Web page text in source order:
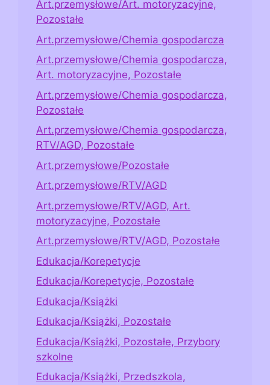
Art.przemysłowe/Art. motoryzacyjne,
Pozostałe
Art.przemysłowe/Chemia gospodarcza
Art.przemysłowe/Chemia gospodarcza,
Art. motoryzacyjne, Pozostałe
Art.przemysłowe/Chemia gospodarcza,
Pozostałe
Art.przemysłowe/Chemia gospodarcza,
RTV/AGD, Pozostałe
Art.przemysłowe/Pozostałe
Art.przemysłowe/RTV/AGD
Art.przemysłowe/RTV/AGD, Art.
motoryzacyjne, Pozostałe
Art.przemysłowe/RTV/AGD, Pozostałe
Edukacja/Korepetycje
Edukacja/Korepetycje, Pozostałe
Edukacja/Książki
Edukacja/Książki, Pozostałe
Edukacja/Książki, Pozostałe, Przybory
szkolne
Edukacja/Książki, Przedszkola,